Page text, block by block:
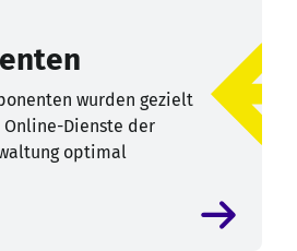
wurden gezielt
Dienste der
optimal